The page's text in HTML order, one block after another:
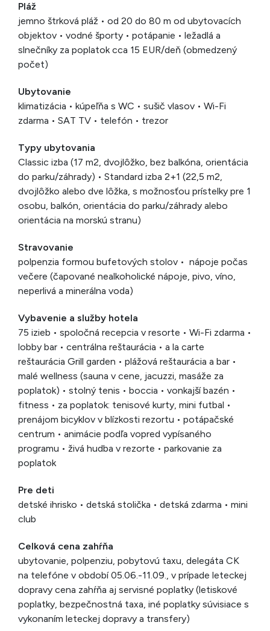
Pláž
jemno štrková pláž • od 20 do 80 m od ubytovacích
objektov • vodné športy • potápanie • ležadlá a
slnečníky za poplatok cca 15 EUR/deň (obmedzený
počet)
Ubytovanie
klimatizácia • kúpeľňa s WC • sušič vlasov • Wi-Fi
zdarma • SAT TV • telefón • trezor
Typy ubytovania
Classic izba (17 m2, dvojlôžko, bez balkóna, orientácia
do parku/záhrady) • Standard izba 2+1 (22,5 m2,
dvojlôžko alebo dve lôžka, s možnosťou prístelky pre 1
osobu, balkón, orientácia do parku/záhrady alebo
orientácia na morskú stranu)
Stravovanie
polpenzia formou bufetových stolov • nápoje počas
večere (čapované nealkoholické nápoje, pivo, víno,
neperlivá a minerálna voda)
Vybavenie a služby hotela
75 izieb • spoločná recepcia v resorte • Wi-Fi zdarma •
lobby bar • centrálna reštaurácia • a la carte
reštaurácia Grill garden • plážová reštaurácia a bar •
malé wellness (sauna v cene, jacuzzi, masáže za
poplatok) • stolný tenis • boccia • vonkajší bazén •
fitness • za poplatok: tenisové kurty, mini futbal •
prenájom bicyklov v blízkosti rezortu • potápačské
centrum • animácie podľa vopred vypísaného
programu • živá hudba v rezorte • parkovanie za
poplatok
Pre deti
detské ihrisko • detská stolička • detská zdarma • mini
club
Celková cena zahŕňa
ubytovanie, polpenziu, pobytovú taxu, delegáta CK
na telefóne v období 05.06.-11.09., v prípade leteckej
dopravy cena zahŕňa aj servisné poplatky (letiskové
poplatky, bezpečnostná taxa, iné poplatky súvisiace s
vykonaním leteckej dopravy a transfery)